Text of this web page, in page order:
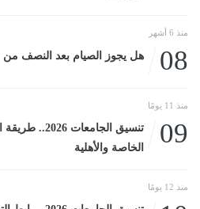
منذ 6 أشهر
08 هل يجوز الصيام بعد النصف من
منذ 11 يومًا
09
تنسيق
الخاصة والأهلية
منذ 12 يومًا